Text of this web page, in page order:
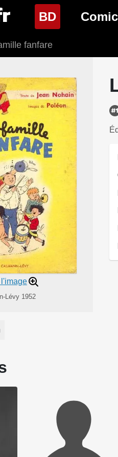
BD(page
Nouveautés BD
Genres BD
fanfare
Lévy 1952